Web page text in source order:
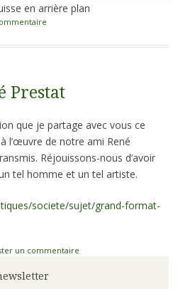
en arrière plan
Prestat
que je partage avec vous ce
l’œuvre de notre ami René
Réjouissons-nous d’avoir
tel homme et un tel artiste.
societe/sujet/grand-format-
un commentaire